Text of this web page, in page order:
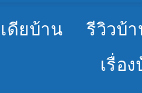
ดียบ้าน รีวิวบ้
เรื่อ